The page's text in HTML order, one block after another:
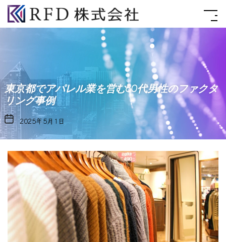
Skip
the
RFD
株
東京都でアパレル業を営む60代男性のファクタ
リング事例
2025年5月1日